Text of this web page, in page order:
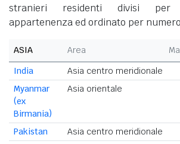
stranieri residenti divisi per
appartenenza ed ordinato per
ASIA Area
India
Asia centro meridionale
Myanmar
(ex
Birmania)
Asia orientale
Pakistan Asia centro meridionale